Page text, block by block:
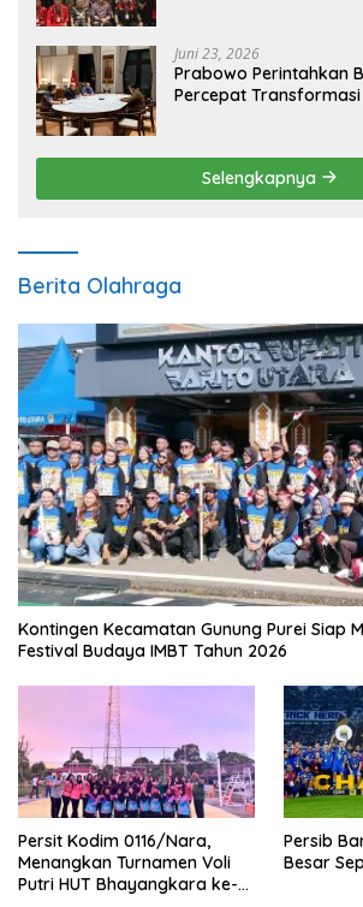
Juni 23, 2026
Prabowo Perintahkan
Percepat Transformasi
Selengkapnya
Berita Olahraga
Kontingen Kecamatan Gunung Purei Siap
Festival Budaya IMBT Tahun 2026
Persit Kodim 0116/Nara,
Menangkan Turnamen Voli
Putri HUT Bhayangkara ke-
Persib
Besar